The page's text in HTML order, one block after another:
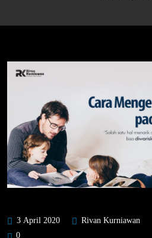
3 April 2020 Rivan Kurniawan
0